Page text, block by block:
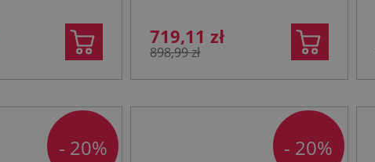
719,11 zł
898,99 zł
- 20% - 20%